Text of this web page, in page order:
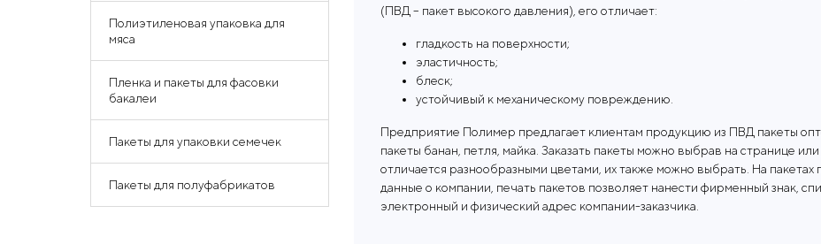
Полиэтиленовая упаковка для
мяса
Пленка и пакеты для фасовки
бакалеи
Пакеты для упаковки семечек
Пакеты для полуфабрикатов
(ПВД – пакет высокого давления), его отличает:
гладкость на поверхности;
эластичность;
блеск;
устойчивый к механическому повреждению.
Предприятие Полимер предлагает клиентам продукцию из ПВД пакеты
пакеты банан, петля, майка. Заказать пакеты можно выбрав на странице
отличается разнообразными цветами, их также можно выбрать. На
данные о компании, печать пакетов позволяет нанести фирменный знак,
электронный и физический адрес компании-заказчика.